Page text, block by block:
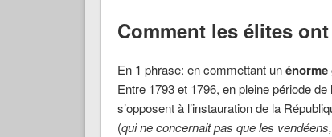
Comment les élites
En 1 phrase: en commettant unénorme
Entre 1793 et 1796, en pleine période de
s’opposent à l’instauration de la
(qui ne concernait pas que les